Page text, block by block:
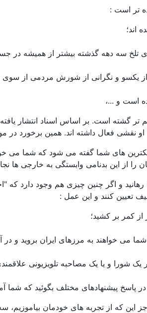
تر است :
اند؛
تلخ سه دهه گذشته بیشتر از همیشه در
یکسو و نگرانی از شورش مردمی از سوی
است و ...،
گشته است. بر اساس اسناد انتشار
نقشی فعال داشته اند. همین برخورد در
های شما گفته می شود که شما می
را از این بدنامی وابستگی به خارجی
رهانید و اگر چنین چیزی هم وجود
تعیین کنند و این عمل :
کمر بر کشید؛
می خواهند به مرزهای ایران بروید و در
یک شورا و یا یک مصاحبه تلویزیونی
پاسخ پیشنهادهای مختلف بگوئید که شما
این که از تجربه های خودمان